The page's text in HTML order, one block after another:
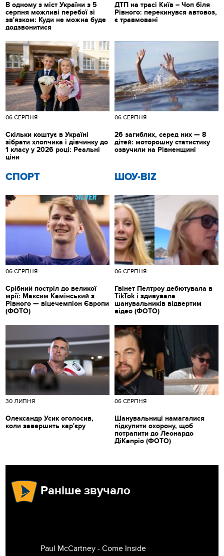
В одному з міст України з 5
серпня можливі перебої зі
зв'язком: Куди не можна буде
додзвонитися
ДТП на трасі Київ – Чоп біля
Рівного: перекинувся автовоз,
є травмовані
СПОРТ
06 СЕРПНЯ
Срібний постріл до великої
мрії: Максим Камінський з
Рівного — віцечемпіон Європи
(ФОТО)
ШОУ-BIZ
06 СЕРПНЯ
Гвінет Пелтроу дебютувала в
TikTok і здивувала
шанувальників відвертим
відео (ФОТО)
06 СЕРПНЯ
Скільки коштує в Україні
зібрати хлопчика і дівчинку до
1 класу у 2026 році: Реальні
ціни
06 СЕРПНЯ
26 загиблих, серед них — 8
дітей: моторошну статистику
озвучили на Рівненщині
30 ЛИПНЯ
Олександр Усик оголосив,
коли завершить кар'єру
06 СЕРПНЯ
Шанувальниці намагалися
підкупити охорону, щоб
потрапити до Леонардо
ДіКапріо (ФОТО)
Раніше звучало
Paul McCartney - Come Inside